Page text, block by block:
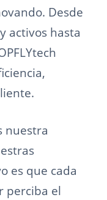
Desde
activos hasta
nuestra
es que cada
perciba el